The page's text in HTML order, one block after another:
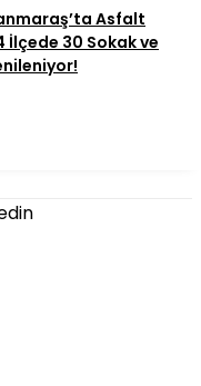
Asfalt
İlçede 30 Sokak ve